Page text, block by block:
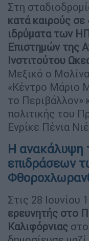
Στη
κατά καιρούς
ιδρύματα των
Επιστημών της
Ινστιτούτου
Μεξικό ο
«Κέντρο Μάριο
το Περιβάλλον»
πολιτικής του
Ενρίκε Πένια
Η ανακάλυψη
επιδράσεων
Στις 28 Ιουνίου
ερευνητής στο
Καλιφόρνιας